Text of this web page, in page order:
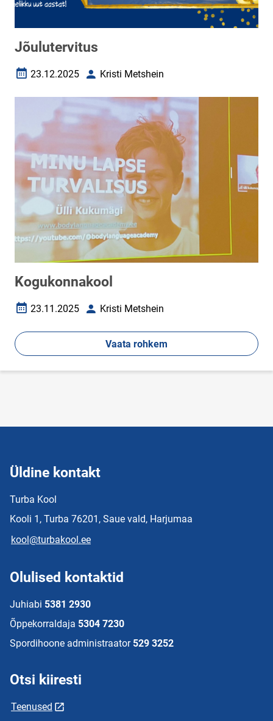
Jõulutervitus
Loomise kuupäev
23.12.2025 AutorKristi Metshein
Kogukonnakool
Loomise kuupäev
23.11.2025 AutorKristi Metshein
Vaata rohkem
Üldine kontakt
Turba Kool
Kooli 1, Turba 76201, Saue vald, Harjumaa
kool@turbakool.ee
Olulised kontaktid
Juhiabi 5381 2930
Õppekorraldaja 5304 7230
Spordihoone administraator 529 3252
Otsi kiiresti
Teenused